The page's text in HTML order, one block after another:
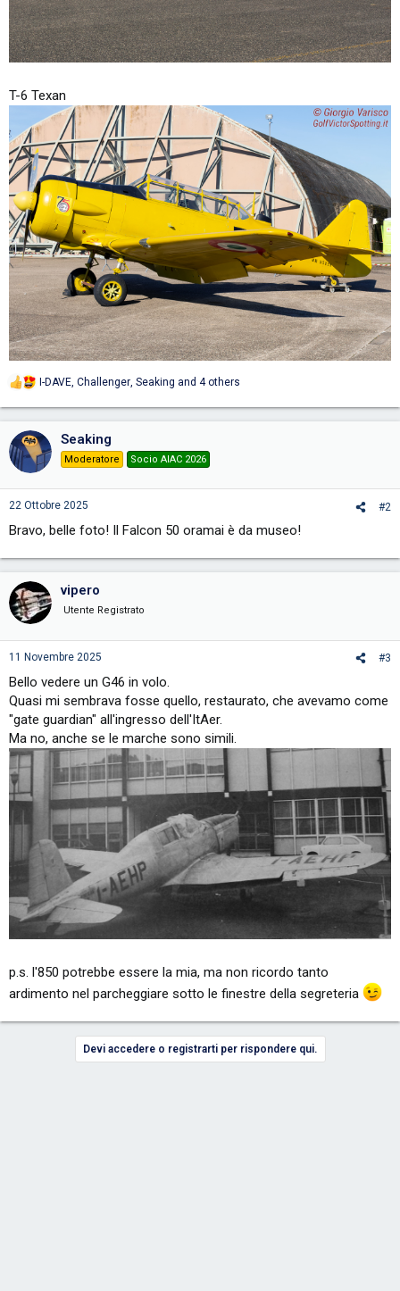
T-6 Texan
R
t
i
n
s
I-DAVE Challenger Seaking and 4 others
Seaking
Moderatore Socio AIAC 2026
22 Ottobre 2025 #2
Bravo, belle foto! Il Falcon 50 oramai è da museo!
vipero
Utente Registrato
11 Novembre 2025 #3
Bello vedere un G46 in volo.
Quasi mi sembrava fosse quello, restaurato, che avevamo come
"gate guardian" all'ingresso dell'ItAer.
Ma no, anche se le marche sono simili.
p.s. l'850 potrebbe essere la mia, ma non ricordo tanto
ardimento nel parcheggiare sotto le finestre della segreteria
Devi accedere o registrarti per rispondere qui.